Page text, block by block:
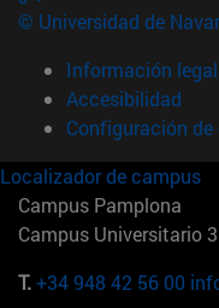
© Universidad de
Información legal
Accesibilidad
Configuración de
Localizador de campus
Campus Pamplona
Campus Universitario
T.+34 948 42 56 00